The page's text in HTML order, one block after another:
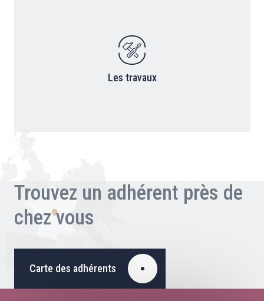
Les travaux
Trouvez un adhérent près de
chez vous
Carte des adhérents